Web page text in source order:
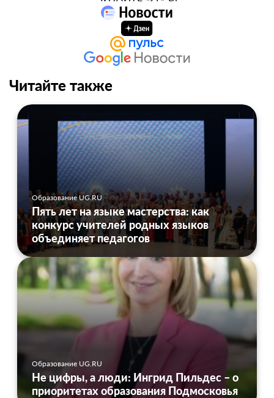
Читайте также
Образование UG.RU
Пять лет на языке мастерства: как
конкурс учителей родных языков
объединяет педагогов
Образование UG.RU
Не цифры, а люди: Ингрид Пильдес – о
приоритетах образования Подмосковья